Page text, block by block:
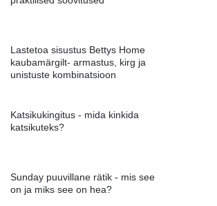
Lastetoa sisustus Bettys Home
kaubamärgilt- armastus, kirg ja
unistuste kombinatsioon
Katsikukingitus - mida kinkida
katsikuteks?
Sunday puuvillane rätik - mis see
on ja miks see on hea?